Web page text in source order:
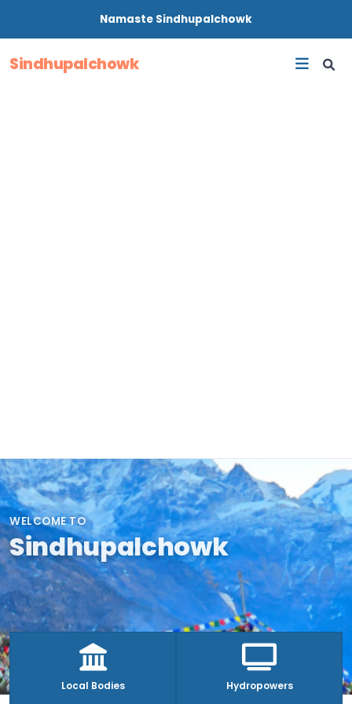
Namaste Sindhupalchowk
Sindhupalchowk
WELCOME TO
Sindhupalchowk
Local Bodies Hydropowers